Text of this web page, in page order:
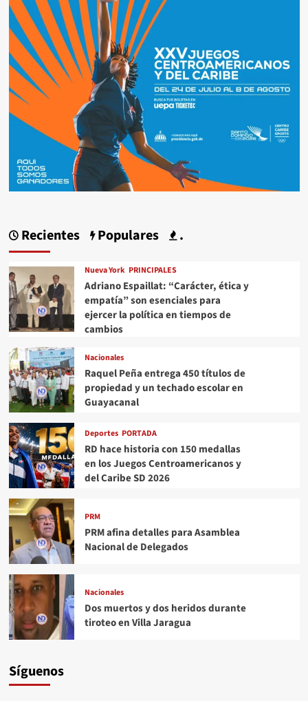
Recientes Populares .
Nueva York PRINCIPALES
Adriano Espaillat: “Carácter, ética y
empatía” son esenciales para
ejercer la política en tiempos de
cambios
Nacionales
Raquel Peña entrega 450 títulos de
propiedad y un techado escolar en
Guayacanal
Deportes PORTADA
RD hace historia con 150 medallas
en los Juegos Centroamericanos y
del Caribe SD 2026
PRM
PRM afina detalles para Asamblea
Nacional de Delegados
Nacionales
Dos muertos y dos heridos durante
tiroteo en Villa Jaragua
Síguenos